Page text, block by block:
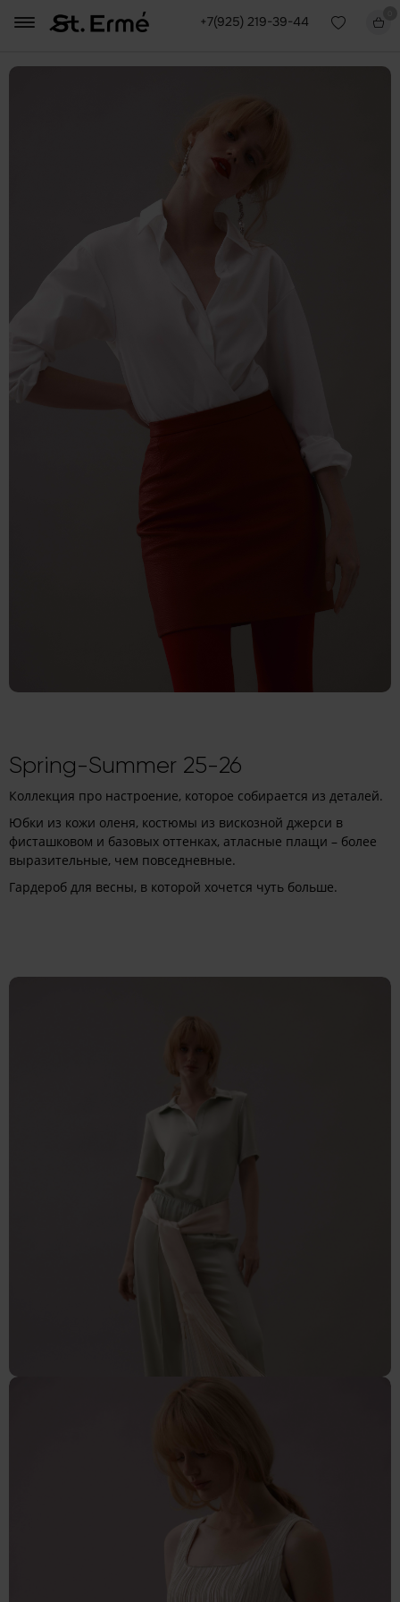
+7(925) 219-39-44
Spring-Summer 25-26
Коллекция про настроение, которое собирается из деталей.
Юбки из кожи оленя, костюмы из вискозной джерси в
фисташковом и базовых оттенках, атласные плащи – более
выразительные, чем повседневные.
Гардероб для весны, в которой хочется чуть больше.